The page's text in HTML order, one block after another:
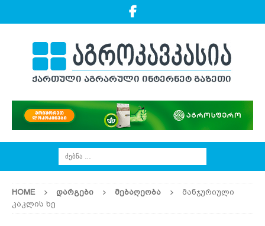
HOME ᲓᲐᲠᲒᲔᲑᲘ ᲛᲔᲑᲐᲦᲔᲝᲑᲐ
მანჯურიული
კაკლის ხე